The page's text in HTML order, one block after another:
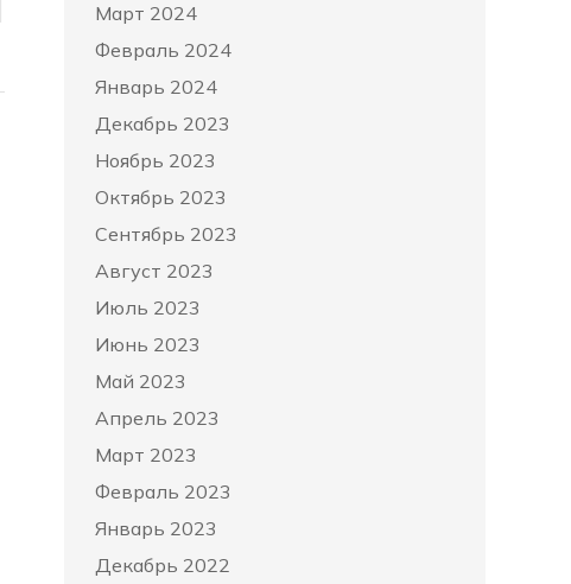
Март 2024
Февраль 2024
Январь 2024
Декабрь 2023
Ноябрь 2023
Октябрь 2023
Сентябрь 2023
Август 2023
Июль 2023
Июнь 2023
Май 2023
Апрель 2023
Март 2023
Февраль 2023
Январь 2023
Декабрь 2022